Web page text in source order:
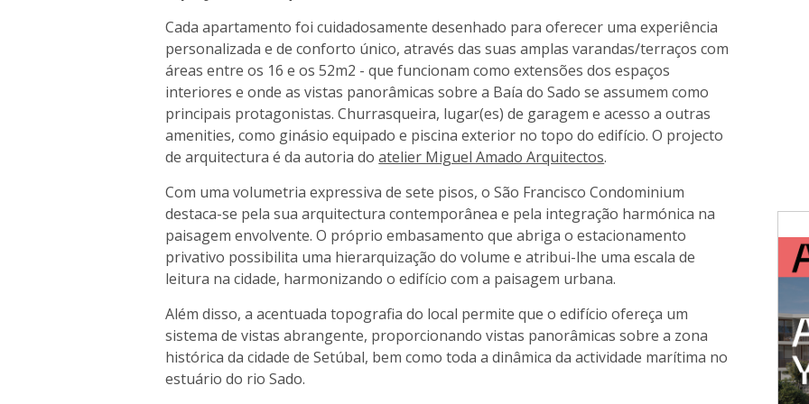
Cada apartamento foi cuidadosamente desenhado para oferecer uma experiência
personalizada e de conforto único, através das suas amplas varandas/terraços com
áreas entre os 16 e os 52m2 - que funcionam como extensões dos espaços
interiores e onde as vistas panorâmicas sobre a Baía do Sado se assumem como
principais protagonistas. Churrasqueira, lugar(es) de garagem e acesso a outras
amenities, como ginásio equipado e piscina exterior no topo do edifício. O projecto
de arquitectura é da autoria doatelier Miguel Amado Arquitectos.
Com uma volumetria expressiva de sete pisos, o São Francisco Condominium
destaca-se pela sua arquitectura contemporânea e pela integração harmónica na
paisagem envolvente. O próprio embasamento que abriga o estacionamento
privativo possibilita uma hierarquização do volume e atribui-lhe uma escala de
leitura na cidade, harmonizando o edifício com a paisagem urbana.
Além disso, a acentuada topografia do local permite que o edifício ofereça um
sistema de vistas abrangente, proporcionando vistas panorâmicas sobre a zona
histórica da cidade de Setúbal, bem como toda a dinâmica da actividade marítima no
estuário do rio Sado.